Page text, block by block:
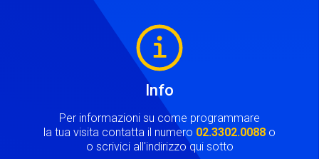
Info
Per informazioni su come programmare
la tua visita contatta il numero 02.3302.0088 o
o scrivici all'indirizzo qui sotto